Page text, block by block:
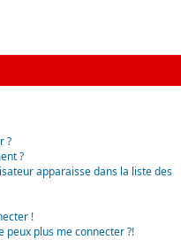
?
?
apparaisse dans la liste des
!
peux plus me connecter ?!